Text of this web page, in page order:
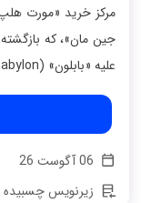
جین مان»، که
علیه «بابلون» (Babylon) می زند.
زیرنویس چسبیده